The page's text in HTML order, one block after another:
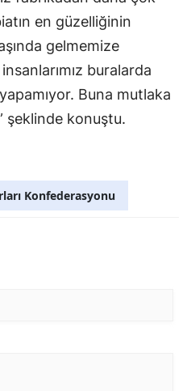
en güzelliğinin
gelmemize
buralarda
Buna mutlaka
şeklinde konuştu.
Konfederasyonu